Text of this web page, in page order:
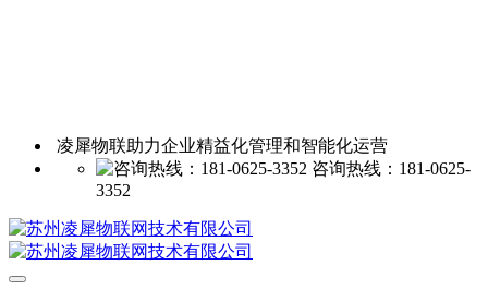
凌犀物联助力企业精益化管理和智能化运营
咨询热线：181-0625-
3352